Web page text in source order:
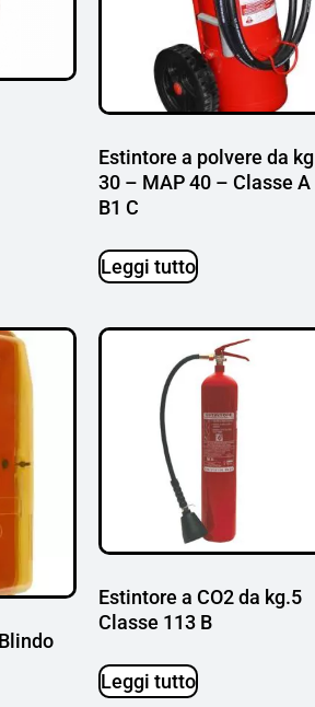
Estintore a polvere da kg
30 – MAP 40 – Classe A
B1 C
Leggi tutto
Estintore a CO2 da kg.5
Classe 113 B
Leggi tutto